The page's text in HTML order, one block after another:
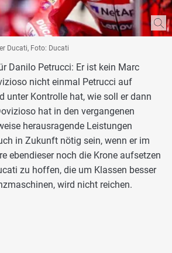
Ducati, Foto: Ducati
Danilo Petrucci: Er ist kein Marc
nicht einmal Petrucci auf
unter Kontrolle hat, wie soll er dann
hat in den vergangenen
herausragende Leistungen
in Zukunft nötig sein, wenn er im
ebendieser noch die Krone aufsetzen
zu hoffen, die um Klassen besser
wird nicht reichen.